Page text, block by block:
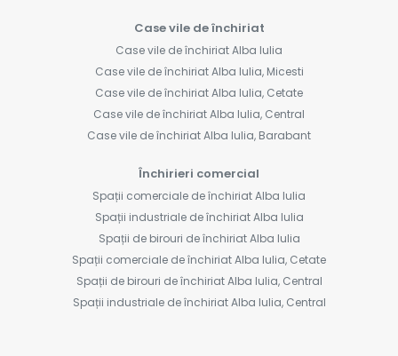
Case vile de închiriat
Case vile de închiriat Alba Iulia
Case vile de închiriat Alba Iulia, Micesti
Case vile de închiriat Alba Iulia, Cetate
Case vile de închiriat Alba Iulia, Central
Case vile de închiriat Alba Iulia, Barabant
Închirieri comercial
Spații comerciale de închiriat Alba Iulia
Spații industriale de închiriat Alba Iulia
Spații de birouri de închiriat Alba Iulia
Spații comerciale de închiriat Alba Iulia, Cetate
Spații de birouri de închiriat Alba Iulia, Central
Spații industriale de închiriat Alba Iulia, Central